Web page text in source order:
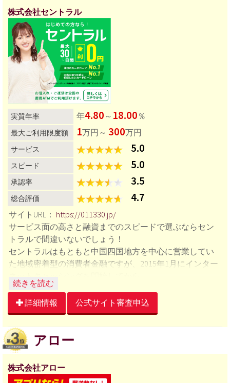
くなりますが、その後、徐々に下がってゆくのが一般的
です。）
正直、顧客サービス面では、他社に一歩譲るところもあ
りますが、こと承認率に関しては、競合他社に比べて見
劣りするところは一切ありません。
また、全国展開してからまだそれほど年月が経っていな
いので、知名度はそれほど高くなく、穴場的要素が強い
のも魅力です。
今後の発展が楽しみな中小消費者金融です。
株式会社セントラル
実質年率 年4.80 ～ 18.00 ％
最大ご利用限度額 1万円～ 300万円
サービス 5.0
スピード 5.0
承認率 3.5
総合評価 4.7
サイトURL： https://011330.jp/
サービス面の高さと融資までのスピードで選ぶならセン
トラルで間違いないでしょう！
セントラルはもともと中国四国地方を中心に営業してい
た地域密着型の消費者金融ですが、2015年1月にインター
・セブン銀行とのATM提携
・初回無利息30日サービス
・関東地域への無人店出店
など、サービス向上に力を入れてきた実績があります。
また、中小消費者金融の中には、「即日融資」を謳い文
句にしながら、融資までのスピードに全く無頓着な会社
も多くありますが、セントラルは、本気でスピード融資
を心掛けている、数少ない会社でもあります。
詳細情報 公式サイト審査申込
アロー
株式会社アロー